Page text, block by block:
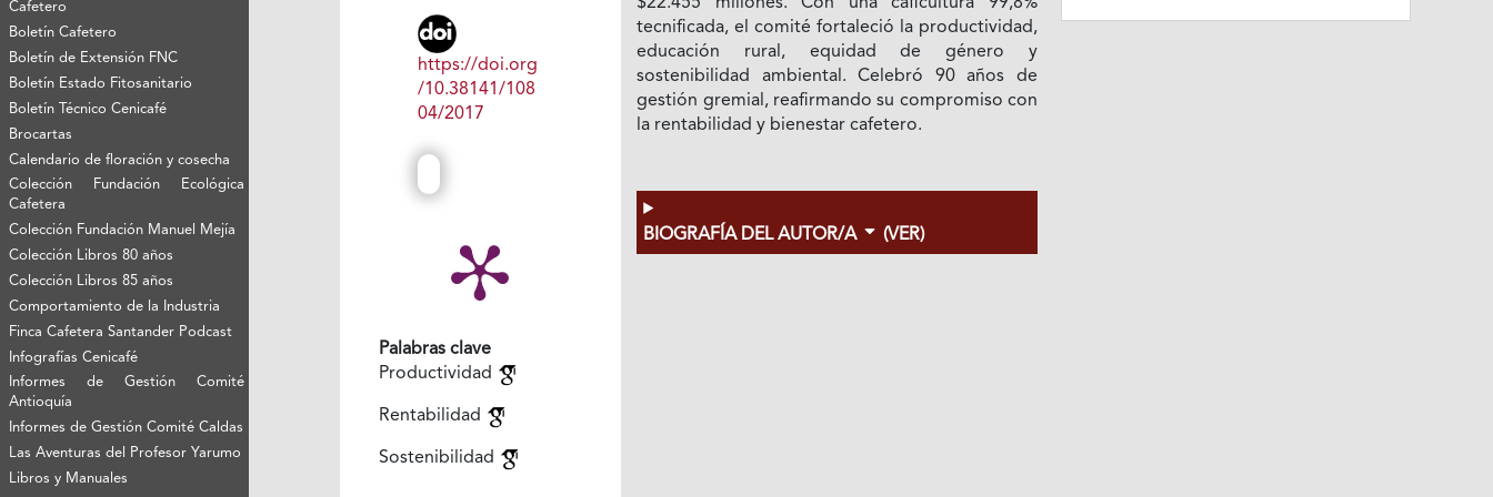
Cafetero
Boletín Cafetero
Boletín de Extensión FNC
Boletín Estado Fitosanitario
Boletín Técnico Cenicafé
Brocartas
Calendario de floración y cosecha
Colección Fundación Ecológica
Cafetera
Colección Fundación Manuel Mejía
Colección Libros 80 años
Colección Libros 85 años
Comportamiento de la Industria
Finca Cafetera Santander Podcast
Infografías Cenicafé
Informes de Gestión Comité
Antioquía
Informes de Gestión Comité Caldas
Las Aventuras del Profesor Yarumo
Libros y Manuales
https://doi.org
/10.38141/108
04/2017
Palabras clave
Productividad
Rentabilidad
Sostenibilidad
tecnificada, el comité fortaleció la productividad,
educación rural, equidad de género y
sostenibilidad ambiental. Celebró 90 años de
gestión gremial, reafirmando su compromiso con
la rentabilidad y bienestar cafetero.
BIOGRAFÍA DEL AUTOR/A (VER)